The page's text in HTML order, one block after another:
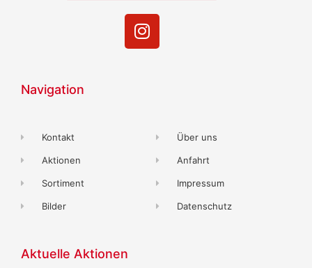
Navigation
Kontakt
Aktionen
Sortiment
Bilder
Über uns
Anfahrt
Impressum
Datenschutz
Aktuelle Aktionen